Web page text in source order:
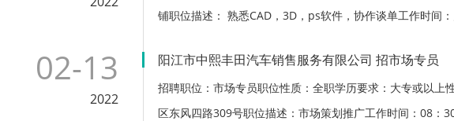
铺职位描述： 熟悉CAD，3D，ps软件，协作谈单工作时间
02-13
2022
阳江市中熙丰田汽车销售服务有限公司 招市场专员
招聘职位：市场专员职位性质：全职学历要求：大专或以
区东风四路309号职位描述：市场策划推广工作时间：08